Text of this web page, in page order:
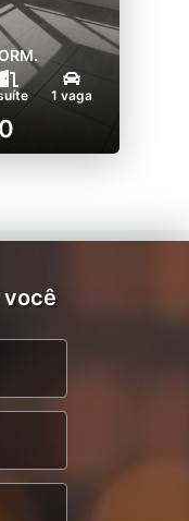
1 vaga
você